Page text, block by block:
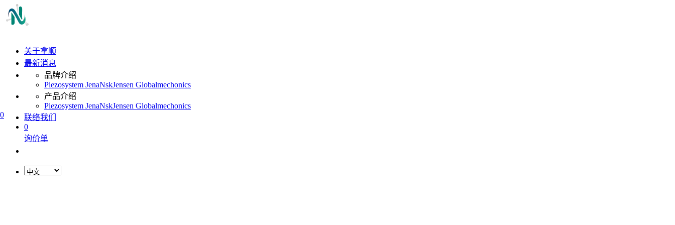
0
关于拿顺
最新消息
品牌介绍
Piezosystem JenaNskJensen Globalmechonics
产品介绍
Piezosystem JenaNskJensen Globalmechonics
联络我们
0
询价单